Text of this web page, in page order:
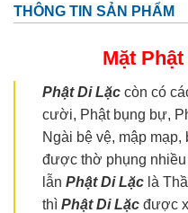
THÔNG TIN SẢN PHẨM
Mặt
Phật Di Lặc còn có
cười, Phật bụng bự,
Ngài bệ vệ, mập
được thờ phụng
lẫn Phật Di Lặc là
thì Phật Di Lặc được